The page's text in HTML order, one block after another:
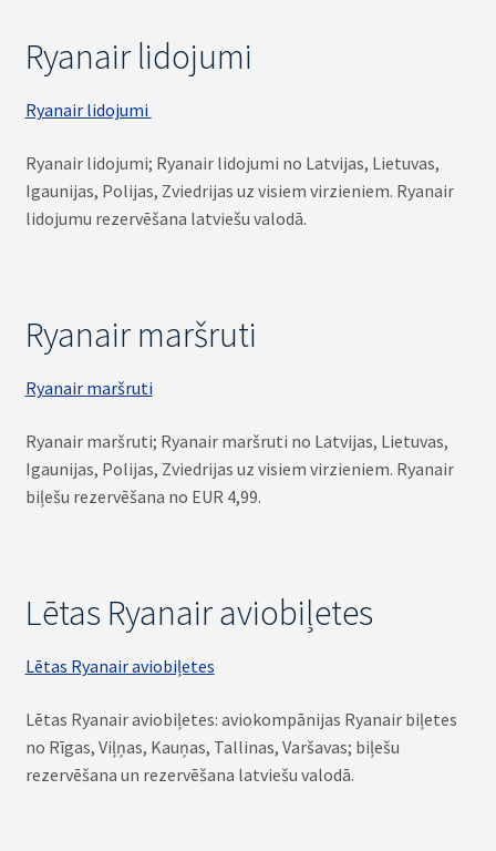
Ryanair lidojumi
Ryanair lidojumi
Ryanair lidojumi; Ryanair lidojumi no Latvijas, Lietuvas,
Igaunijas, Polijas, Zviedrijas uz visiem virzieniem. Ryanair
lidojumu rezervēšana latviešu valodā.
Ryanair maršruti
Ryanair maršruti
Ryanair maršruti; Ryanair maršruti no Latvijas, Lietuvas,
Igaunijas, Polijas, Zviedrijas uz visiem virzieniem. Ryanair
biļešu rezervēšana no EUR 4,99.
Lētas Ryanair aviobiļetes
Lētas Ryanair aviobiļetes
Lētas Ryanair aviobiļetes: aviokompānijas Ryanair biļetes
no Rīgas, Viļņas, Kauņas, Tallinas, Varšavas; biļešu
rezervēšana un rezervēšana latviešu valodā.